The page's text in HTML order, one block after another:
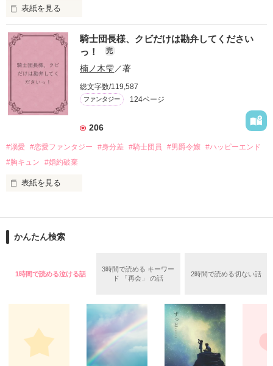
出会いは最悪、結婚生活は最高……？
愛を知らない公爵と天然怪力令嬢の溺愛バイオレンスラブコメ
ディです。
＊この世界のお金はお札にさせてください。
＊なろう、カクヨム、アルファポリス掲載中
作品を読む
表紙を見る
＼異世界ラブコメ×ハッピーファンタジー／
「いやっほぉぉおお〜い！！！！」
バンジーした侯爵令嬢の先にいたのは
甘いマスクの公爵様の頭上でした
「…は？」
リリィ・ロゼッタ侯爵令嬢
透き通るほど白い肌と華奢の手足
ギル・レイヴン公爵
サラサラとした綺麗な黒髪に綺麗な青色の瞳
騎士団長様、クビだけは勘弁してください
っ！
完
楠ノ木雫／著
総文字数/119,587
ファンタジー 124ページ
206
#溺愛 #恋愛ファンタジー #身分差 #騎士団員 #男爵令嬢 #ハッピーエンド
#胸キュン
#婚約破棄
表紙を見る
目が覚めたら、自分の隣に知らない男が眠っていた。
朝の鍛錬が迫っていて置いていったが……
鍛錬後の業務中に遭遇、彼はあの近衛騎士団長だと判明した。
「そうだな……黙ってはおいてやろう。だが、何でもするとい
う言葉は言わないほうがいい」
かんたん検索
1時間で読める泣ける話
3時間で読める キーワー
ド 「再会」 の話
2時間で読める切ない話